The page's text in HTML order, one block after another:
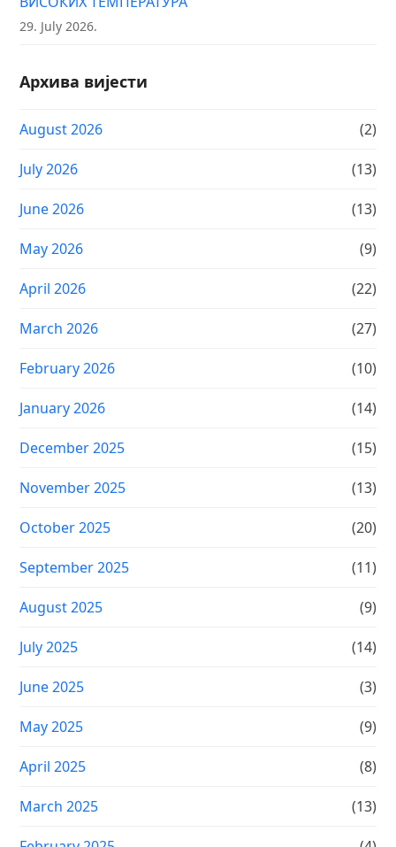
29. July 2026.
Архива вијести
August 2026 (2)
July 2026 (13)
June 2026 (13)
May 2026 (9)
April 2026 (22)
March 2026 (27)
February 2026 (10)
January 2026 (14)
December 2025 (15)
November 2025 (13)
October 2025 (20)
September 2025 (11)
August 2025 (9)
July 2025 (14)
June 2025 (3)
May 2025 (9)
April 2025 (8)
March 2025 (13)